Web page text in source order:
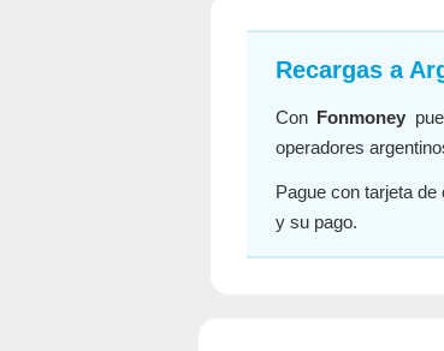
Recargas a
Con Fonmoney
operadores
Pague con tarjeta
y su pago.